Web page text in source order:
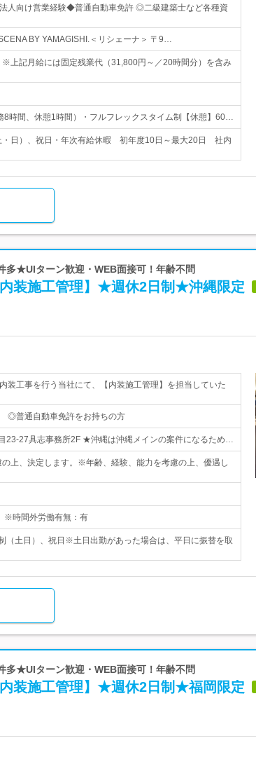
人向け営業経験◆普通自動車免許 ◎二級建築士など各種資
BY YAMAGISHI.＜リシェーナ＞ 〒9…
上記月給には固定残業代（31,800円～／20時間分）を含み
時間、休憩1時間）・フルフレックスタイム制【休憩】60…
・日）、祝日・年次有給休暇 初年度10日～最大20日 社内
多★UIターン歓迎・WEB面接可！年齢不問
装施工管理】★週休2日制★沖縄限定
装工事を行う当社にて、【内装施工管理】を担当していた
◎普通自動車免許をお持ちの方
23-27具志事務所2F ★沖縄は沖縄メインの案件になるため…
上、決定します。※年齢、経験、能力を考慮の上、優遇し
※時間外労働有無：有
土日）、祝日※土日出勤があった場合は、平日に振替を取
多★UIターン歓迎・WEB面接可！年齢不問
装施工管理】★週休2日制★福岡限定